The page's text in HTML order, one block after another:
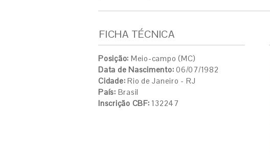
FICHA TÉCNICA
Posição: Meio-campo (MC)
Data de Nascimento: 06/07/1982
Cidade: Rio de Janeiro - RJ
País: Brasil
Inscrição CBF: 132247